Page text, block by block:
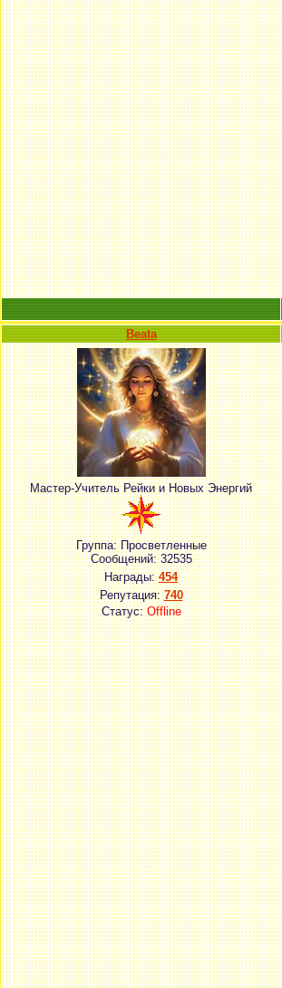
Beata
Мастер-Учитель Рейки и Новых Энергий
Группа: Просветленные
Сообщений:32535
Награды:454
Репутация:740
Статус:Offline